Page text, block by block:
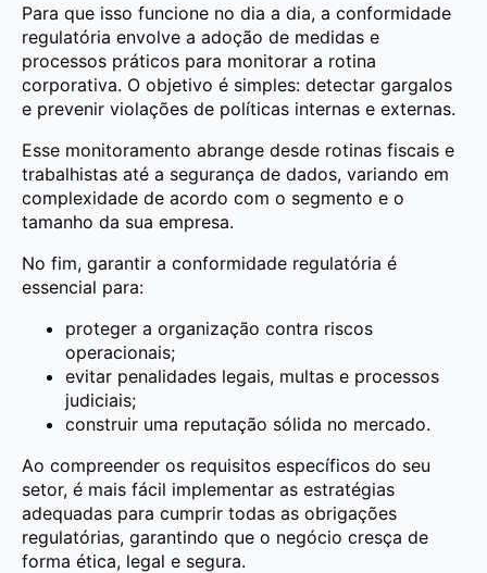
Para que isso funcione no dia a dia, a conformidade
regulatória envolve a adoção de medidas e
processos práticos para monitorar a rotina
corporativa. O objetivo é simples: detectar gargalos
e prevenir violações de políticas internas e externas.
Esse monitoramento abrange desde rotinas fiscais e
trabalhistas até a segurança de dados, variando em
complexidade de acordo com o segmento e o
tamanho da sua empresa.
No fim, garantir a conformidade regulatória é
essencial para:
proteger a organização contra riscos
operacionais;
evitar penalidades legais, multas e processos
judiciais;
construir uma reputação sólida no mercado.
Ao compreender os requisitos específicos do seu
setor, é mais fácil implementar as estratégias
adequadas para cumprir todas as obrigações
regulatórias, garantindo que o negócio cresça de
forma ética, legal e segura.